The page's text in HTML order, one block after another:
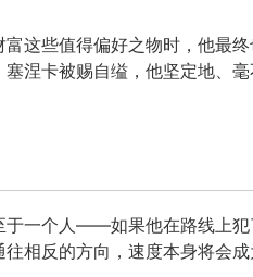
这些值得偏好之物时，他最
涅卡被赐自缢，他坚定地、毫
于一个人——如果他在路线上
相反的方向，速度本身将会成